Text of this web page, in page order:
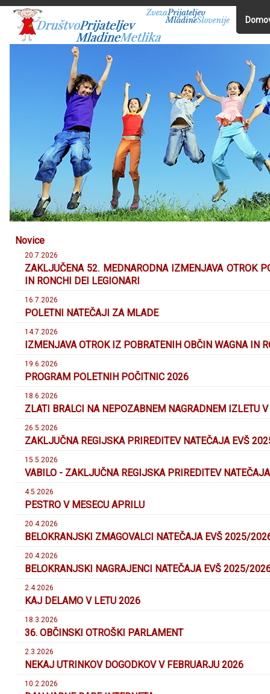
Novice
20.7.2026
ZAKLJUČENA 52. MEDNARODNA IZMENJAVA OTROK
IN RONCHI DEI LEGIONARI
16.7.2026
POLETNI NATEČAJI ZA MLADE
14.7.2026
IZMENJAVA OTROK IZ POBRATENIH OBČIN WAGNA IN
19.6.2026
PROGRAM POLETNIH POČITNIC 2026
18.6.2026
ZLATI BRALCI NA NEPOZABNEM NAGRADNEM IZLETU
26.5.2026
ZAKLJUČNA REGIJSKA PRIREDITEV NATEČAJA EVŠ
15.5.2026
VABILO - ZAKLJUČNA REGIJSKA PRIREDITEV
4.5.2026
PESTRO V MESECU APRILU
20.4.2026
BELOKRANJSKI ZMAGOVALCI NATEČAJA EVŠ 2025/
20.4.2026
BELOKRANJSKI NAGRAJENCI NATEČAJA EVŠ 2025/
2.4.2026
KAJ DELAMO V LETU 2026
18.3.2026
36. OBČINSKI OTROŠKI PARLAMENT
2.3.2026
NEKAJ UTRINKOV DOGODKOV V FEBRUARJU 2026
10.2.2026